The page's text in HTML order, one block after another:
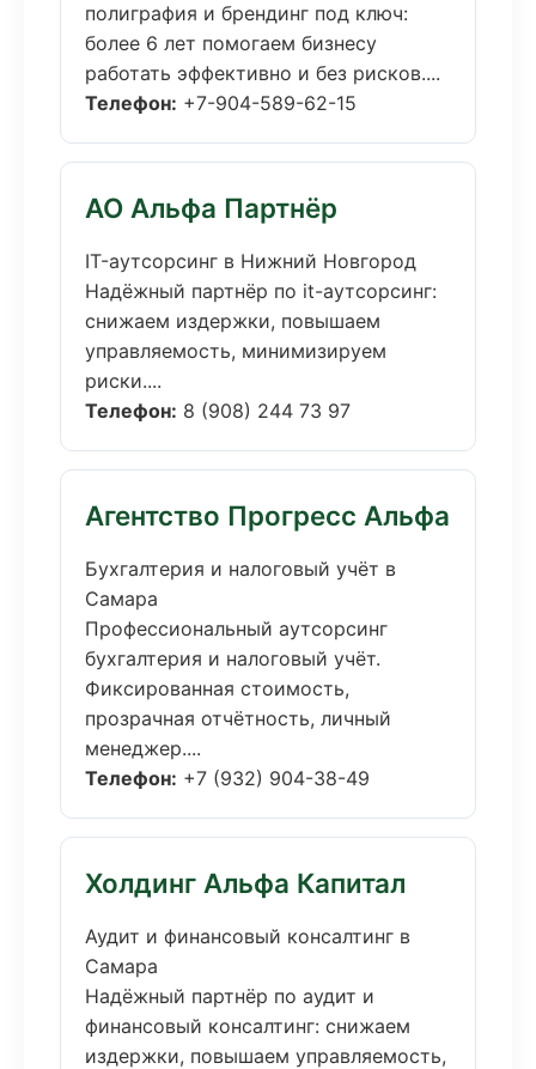
полиграфия и брендинг под ключ:
более 6 лет помогаем бизнесу
работать эффективно и без рисков....
Телефон: +7-904-589-62-15
АО Альфа Партнёр
IT-аутсорсинг в Нижний Новгород
Надёжный партнёр по it-аутсорсинг:
снижаем издержки, повышаем
управляемость, минимизируем
риски....
Телефон: 8 (908) 244 73 97
Агентство Прогресс Альфа
Бухгалтерия и налоговый учёт в
Самара
Профессиональный аутсорсинг
бухгалтерия и налоговый учёт.
Фиксированная стоимость,
прозрачная отчётность, личный
менеджер....
Телефон: +7 (932) 904-38-49
Холдинг Альфа Капитал
Аудит и финансовый консалтинг в
Самара
Надёжный партнёр по аудит и
финансовый консалтинг: снижаем
издержки, повышаем управляемость,